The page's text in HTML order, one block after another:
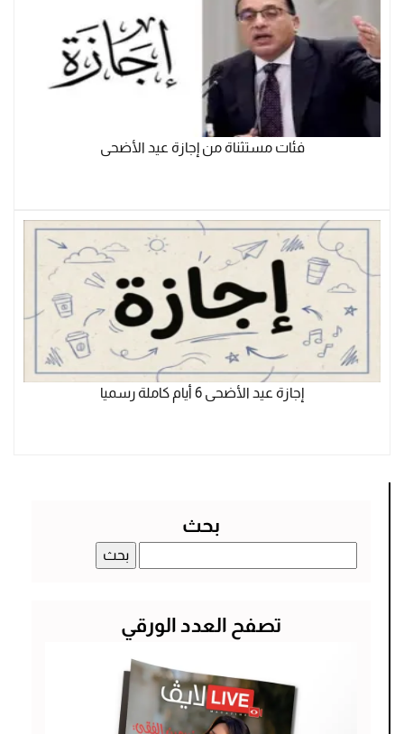
فئات مستثناة من إجازة عيد الأضحى
إجازة عيد الأضحى 6 أيام كاملة رسميا
بحث
عن:
تصفح العدد الورقي